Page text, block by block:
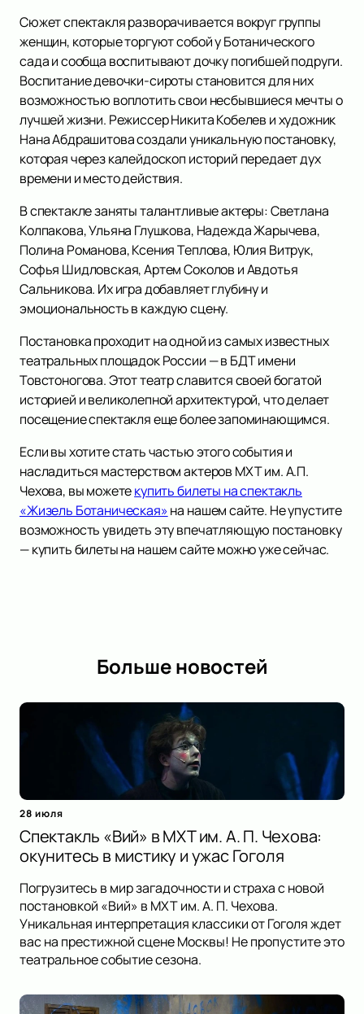
Сюжет спектакля разворачивается вокруг группы
женщин, которые торгуют собой у Ботанического
сада и сообща воспитывают дочку погибшей подруги.
Воспитание девочки-сироты становится для них
возможностью воплотить свои несбывшиеся мечты о
лучшей жизни. Режиссер Никита Кобелев и художник
Нана Абдрашитова создали уникальную постановку,
которая через калейдоскоп историй передает дух
времени и место действия.
В спектакле заняты талантливые актеры: Светлана
Колпакова, Ульяна Глушкова, Надежда Жарычева,
Полина Романова, Ксения Теплова, Юлия Витрук,
Софья Шидловская, Артем Соколов и Авдотья
Сальникова. Их игра добавляет глубину и
эмоциональность в каждую сцену.
Постановка проходит на одной из самых известных
театральных площадок России — в БДТ имени
Товстоногова. Этот театр славится своей богатой
историей и великолепной архитектурой, что делает
посещение спектакля еще более запоминающимся.
Если вы хотите стать частью этого события и
насладиться мастерством актеров МХТ им. А.П.
Чехова, вы можетекупить билеты на спектакль
«Жизель Ботаническая»на нашем сайте. Не упустите
возможность увидеть эту впечатляющую постановку
— купить билеты на нашем сайте можно уже сейчас.
Больше новостей
28 июля
Спектакль «Вий» в МХТ им. А. П. Чехова:
окунитесь в мистику и ужас Гоголя
Погрузитесь в мир загадочности и страха с новой
постановкой «Вий» в МХТ им. А. П. Чехова.
Уникальная интерпретация классики от Гоголя ждет
вас на престижной сцене Москвы! Не пропустите это
театральное событие сезона.